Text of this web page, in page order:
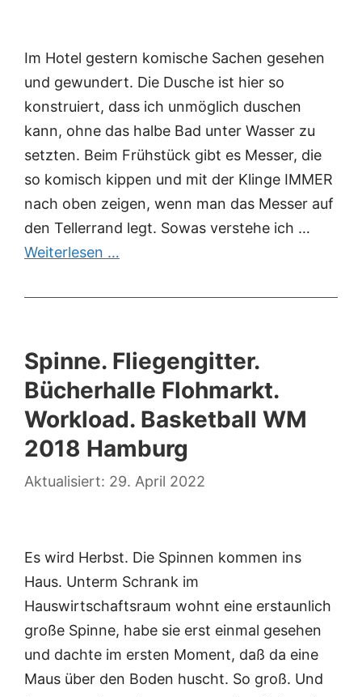
Im Hotel gestern komische Sachen gesehen
und gewundert. Die Dusche ist hier so
konstruiert, dass ich unmöglich duschen
kann, ohne das halbe Bad unter Wasser zu
setzten. Beim Frühstück gibt es Messer, die
so komisch kippen und mit der Klinge IMMER
nach oben zeigen, wenn man das Messer auf
den Tellerrand legt. Sowas verstehe ich …
Weiterlesen …
Spinne. Fliegengitter.
Bücherhalle Flohmarkt.
Workload. Basketball WM
2018 Hamburg
29. April 2022
Es wird Herbst. Die Spinnen kommen ins
Haus. Unterm Schrank im
Hauswirtschaftsraum wohnt eine erstaunlich
große Spinne, habe sie erst einmal gesehen
und dachte im ersten Moment, daß da eine
Maus über den Boden huscht. So groß. Und